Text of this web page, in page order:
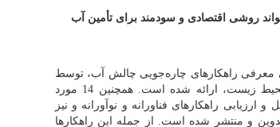
روشی اقتصادی و سودمند برای تأمین آب
برای معرفی راهکارهای چاره‌جویی چالش آب، توسط
دکتر محمدتقی امانپور، نظریه‌پرداز حوزه کشاورزی و محیط زیست، ارائه شده است. همچنین 14 مورد
راهکارهای فناورانه و نوآورانه و نیز
و منتشر شده است. از جمله این راهکارها